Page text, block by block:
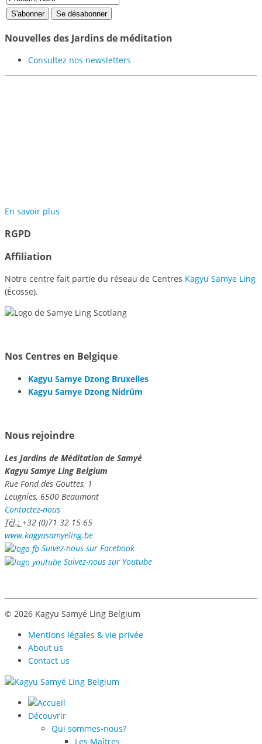
Nouvelles des Jardins de méditation
Consultez nos newsletters
En savoir plus
RGPD
Affiliation
Notre centre fait partie du réseau de Centres Kagyu Samye Ling
(Écosse).
Nos Centres en Belgique
Kagyu Samye Dzong Bruxelles
Kagyu Samye Dzong Nidrüm
Nous rejoindre
Les Jardins de Méditation de Samyé
Kagyu Samye Ling Belgium
Rue Fond des Gouttes, 1
Leugnies, 6500 Beaumont
Contactez-nous
Tél.: +32 (0)71 32 15 65
www.kagyusamyeling.be
Suivez-nous sur Facebook
Suivez-nous sur Youtube
© 2026 Kagyu Samyé Ling Belgium
Mentions légales & vie privée
About us
Contact us
Découvrir
Qui sommes-nous?
Les Maîtres